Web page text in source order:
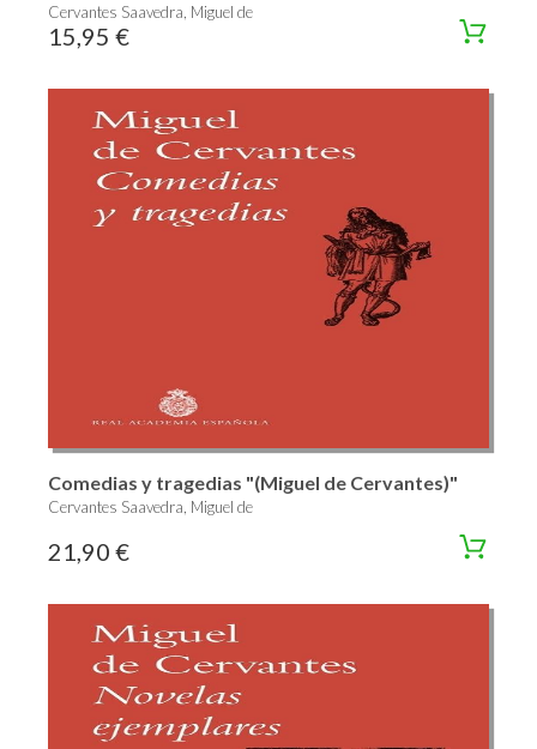
Cervantes Saavedra, Miguel de
15,95 €
Comedias y tragedias "(Miguel de Cervantes)"
Cervantes Saavedra, Miguel de
21,90 €